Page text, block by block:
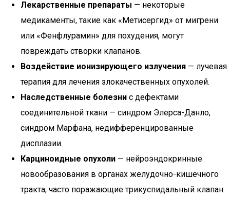
Лекарственные препараты — некоторые
медикаменты, такие как «Метисергид» от мигрени
или «Фенфлурамин» для похудения, могут
повреждать створки клапанов.
Воздействие ионизирующего излучения — лучевая
терапия для лечения злокачественных опухолей.
Наследственные болезни с дефектами
соединительной ткани — синдром Элерса-Данло,
синдром Марфана, недифференцированные
дисплазии.
Карциноидные опухоли — нейроэндокринные
новообразования в органах желудочно-кишечного
тракта, часто поражающие трикуспидальный клапан